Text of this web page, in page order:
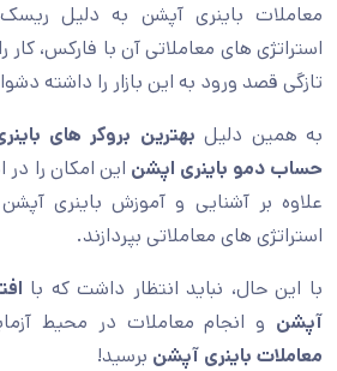
معاملات باینری آپشن به دلیل
استراتژی های معاملاتی آن با فارکس، کار
تازگی قصد ورود به این بازار را داشته
به همین دلیل بهترین بروکر های
حساب دمو باینری اپشن این امکان را در
علاوه بر آشنایی و آموزش باینری
استراتژی های معاملاتی بپردازند.
با این حال، نباید انتظار داشت که با
آپشن و انجام معاملات در محیط
معاملات باینری آپشن برسید!